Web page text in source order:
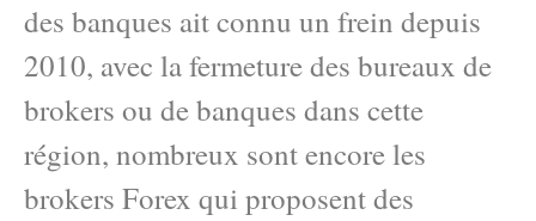
des banques ait connu un frein depuis
2010, avec la fermeture des bureaux de
brokers ou de banques dans cette
région, nombreux sont encore les
brokers Forex qui proposent des